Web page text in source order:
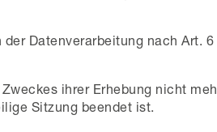
Datenverarbeitung nach Art. 6
ihrer Erhebung nicht
Sitzung beendet ist.